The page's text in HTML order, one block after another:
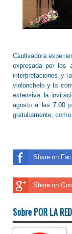
Cautivadora
expresada por los
interpretaciones y
violonchelo y la
extensiva la
agosto a las 7:00
gratuitamente,
Share on
Share on
Sobre POR LA